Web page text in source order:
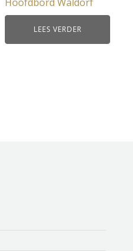
LEES VERDER